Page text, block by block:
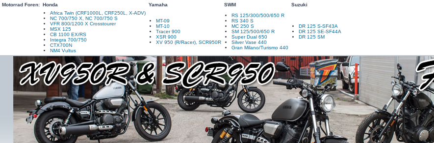
Motorrad Foren: Honda Yamaha SWM
Suzuki
Africa Twin (CRF1000L, CRF250L, X-ADV)
NC 700/750 X, NC 700/750 S
VFR 800/1200 X Crosstourer
MSX 125
CB 1100 EX/RS
Integra 700/750
CTX700N
NM4 Vultus
MT-09
MT-10
Tracer 900
XSR 900
XV 950 (R/Racer), SCR950R
RS 125/300/500/650 R
RS 340 S
MC 250 S
SM 125/500/650 R
Super Dual 650
Silver Vase 440
Gran Milano/Turismo 440
DR 125 S-SF43A
DR 125 SE-SF44A
DR 125 SM